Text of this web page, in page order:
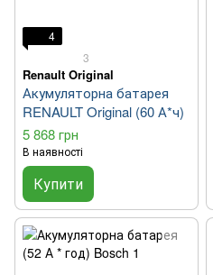
4
3
Renault Original
Акумуляторна батарея
RENAULT Original (60 А*ч)
5 868 грн
В наявності
Купити